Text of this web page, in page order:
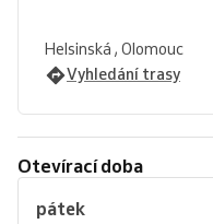
Helsinská , Olomouc
Vyhledání trasy
Otevírací doba
pátek